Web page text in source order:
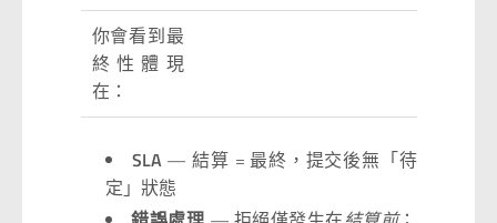
你會看到最
終性體現
在：
SLA— 結算 = 最終，提交後無「待
定」狀態